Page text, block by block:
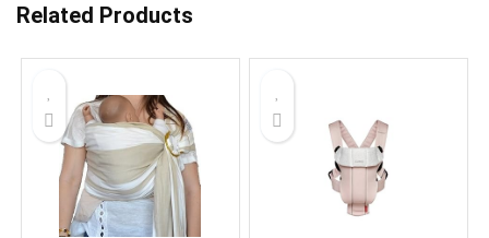
Related Products